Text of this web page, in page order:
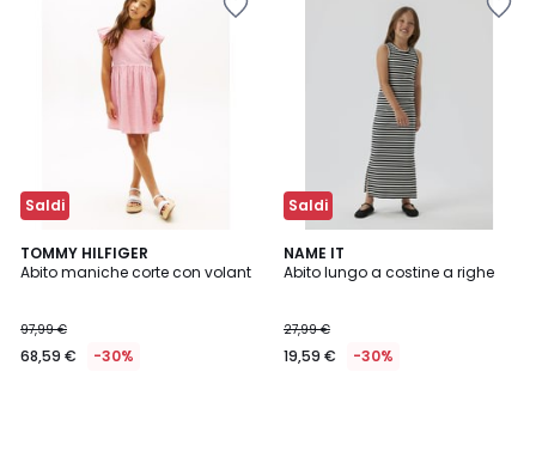
Saldi
TOMMY HILFIGER
Abito maniche corte con volant
97,99 €
68,59 € -30%
Saldi
NAME IT
Abito lungo a costine a righe
27,99 €
19,59 € -30%